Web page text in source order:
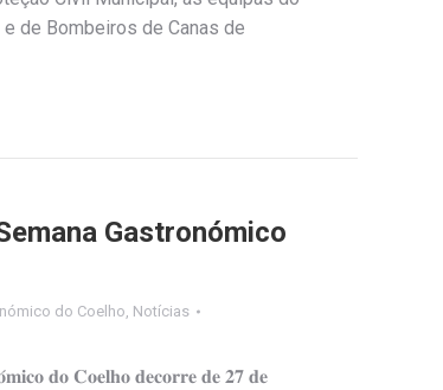
de Bombeiros de Canas de
Gastronómico
do Coelho, Notícias
𝐝𝐨 𝐂𝐨𝐞𝐥𝐡𝐨 𝐝𝐞𝐜𝐨𝐫𝐫𝐞 𝐝𝐞 𝟐𝟕 𝐝𝐞